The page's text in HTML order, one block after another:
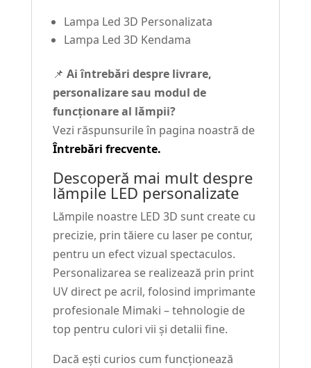
Lampa Led 3D Personalizata
Lampa Led 3D Kendama
📌 Ai întrebări despre livrare,
personalizare sau modul de
funcționare al lămpii?
Vezi răspunsurile în pagina noastră de
Întrebări frecvente.
Descoperă mai mult despre
lămpile LED personalizate
Lămpile noastre LED 3D sunt create cu
precizie, prin tăiere cu laser pe contur,
pentru un efect vizual spectaculos.
Personalizarea se realizează prin print
UV direct pe acril, folosind imprimante
profesionale Mimaki – tehnologie de
top pentru culori vii și detalii fine.
Dacă ești curios cum funcționează